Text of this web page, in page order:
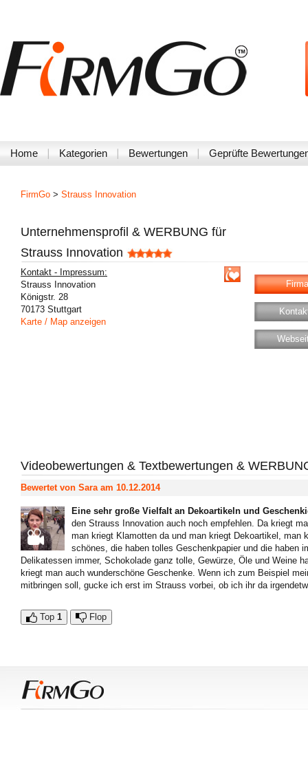
Home Kategorien Bewertungen Geprüfte
FirmGo > Strauss Innovation
Unternehmensprofil & WERBUNG für
Strauss Innovation
Kontakt - Impressum:
Strauss Innovation
Königstr. 28
70173 Stuttgart
Karte / Map anzeigen
Videobewertungen & Textbewertungen &
Bewertet von Saraam 10.12.2014
Eine sehr große Vielfalt an Dekoartikeln und
den Strauss Innovation auch noch empfehlen. Da kriegt
man kriegt Klamotten da und man kriegt Dekoartikel, man
schönes, die haben tolles Geschenkpapier und die haben
Delikatessen immer, Schokolade ganz tolle, Gewürze, Öle und Weine
kriegt man auch wunderschöne Geschenke. Wenn ich zum Beispiel
mitbringen soll, gucke ich erst im Strauss vorbei, ob ich ihr da
Top 1 Flop